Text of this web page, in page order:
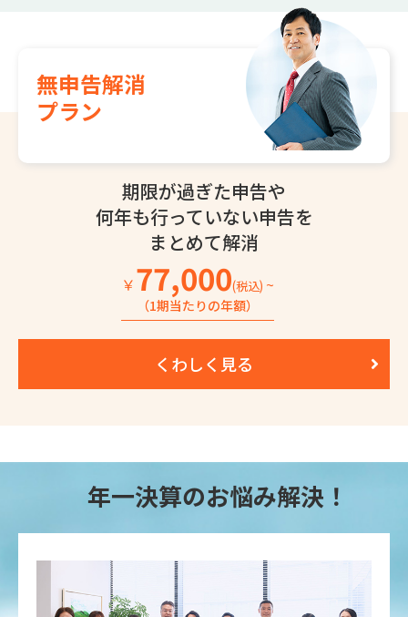
無申告解消
プラン
期限が過ぎた申告や
何年も行っていない申告を
まとめて解消
￥77,000(税込) ~
（1期当たりの年額）
くわしく見る
年一決算のお悩み解決！